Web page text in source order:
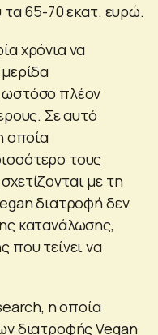
τα 65-70 εκατ. ευρώ.
χρόνια να
πλέον
Σε αυτό
οποία
τους
με τη
διατροφή δεν
κατανάλωσης,
που τείνει να
η οποία
διατροφής Vegan